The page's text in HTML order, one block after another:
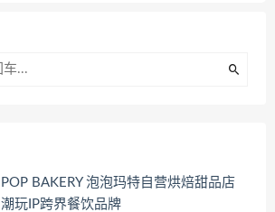
POP BAKERY 泡泡玛特自营烘焙甜品店
潮玩IP跨界餐饮品牌